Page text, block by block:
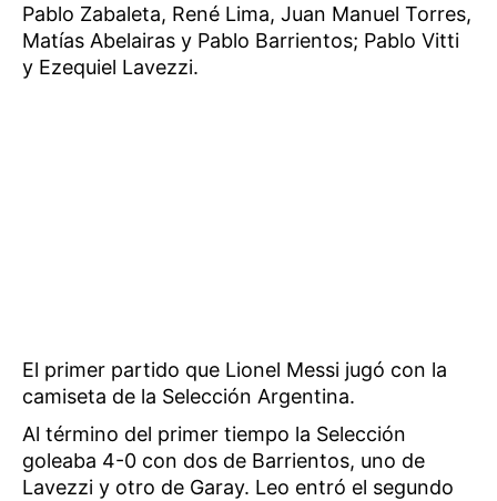
Pablo Zabaleta, René Lima, Juan Manuel Torres,
Matías Abelairas y Pablo Barrientos; Pablo Vitti
y Ezequiel Lavezzi.
El primer partido que Lionel Messi jugó con la
camiseta de la Selección Argentina.
Al término del primer tiempo la Selección
goleaba 4-0 con dos de Barrientos, uno de
Lavezzi y otro de Garay. Leo entró el segundo